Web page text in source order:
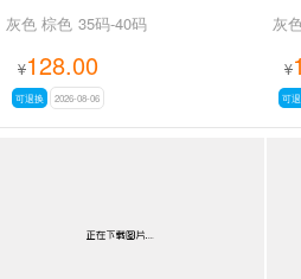
灰色 棕色 35码-40码
¥128.00
可退换 2026-08-06
灰
¥
可